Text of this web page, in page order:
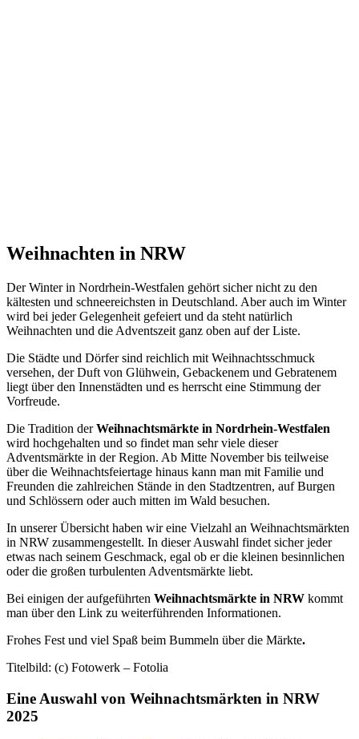
Weihnachten in NRW
Der Winter in Nordrhein-Westfalen gehört sicher nicht zu den
kältesten und schneereichsten in Deutschland. Aber auch im Winter
wird bei jeder Gelegenheit gefeiert und da steht natürlich
Weihnachten und die Adventszeit ganz oben auf der Liste.
Die Städte und Dörfer sind reichlich mit Weihnachtsschmuck
versehen, der Duft von Glühwein, Gebackenem und Gebratenem
liegt über den Innenstädten und es herrscht eine Stimmung der
Vorfreude.
Die Tradition derWeihnachtsmärkte in Nordrhein-Westfalen
wird hochgehalten und so findet man sehr viele dieser
Adventsmärkte in der Region. Ab Mitte November bis teilweise
über die Weihnachtsfeiertage hinaus kann man mit Familie und
Freunden die zahlreichen Stände in den Stadtzentren, auf Burgen
und Schlössern oder auch mitten im Wald besuchen.
In unserer Übersicht haben wir eine Vielzahl an Weihnachtsmärkten
in NRW zusammengestellt. In dieser Auswahl findet sicher jeder
etwas nach seinem Geschmack, egal ob er die kleinen besinnlichen
oder die großen turbulenten Adventsmärkte liebt.
Bei einigen der aufgeführten Weihnachtsmärkte in NRW kommt
man über den Link zu weiterführenden Informationen.
Frohes Fest und viel Spaß beim Bummeln über die Märkte.
Titelbild: (c) Fotowerk – Fotolia
Eine Auswahl von Weihnachtsmärkten in NRW
2025